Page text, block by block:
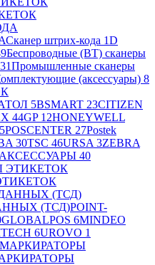
Сканер штрих-кода 1D
Беспроводные (BT) сканеры
31Промышленные сканеры
(аксессуары) 8
5BSMART 23CITIZEN
44GP12HONEYWELL
POSCENTER 27Postek
30TSC 46URSA 3ZEBRA
40
(ТСД)POINT-
GLOBALPOS 6MINDEO
6UROVO 1